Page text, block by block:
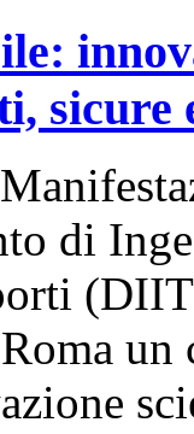
sicure
di